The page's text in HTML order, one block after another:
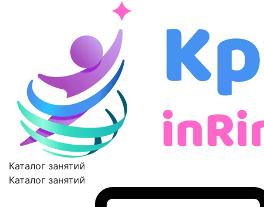
Каталог занятий
Каталог занятий